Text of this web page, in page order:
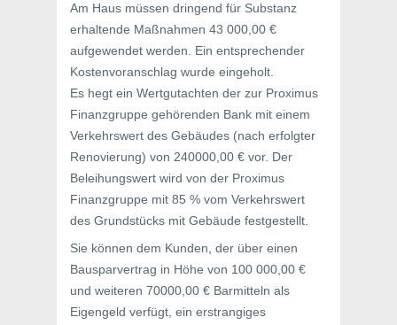
Am Haus müssen dringend für Substanz
erhaltende Maßnahmen 43 000,00 €
aufgewendet werden. Ein entsprechender
Kostenvoranschlag wurde eingeholt.
Es hegt ein Wertgutachten der zur Proximus
Finanzgruppe gehörenden Bank mit einem
Verkehrswert des Gebäudes (nach erfolgter
Renovierung) von 240000,00 € vor. Der
Beleihungswert wird von der Proximus
Finanzgruppe mit 85 % vom Verkehrswert
des Grundstücks mit Gebäude festgestellt.
Sie können dem Kunden, der über einen
Bausparvertrag in Höhe von 100 000,00 €
und weiteren 70000,00 € Barmitteln als
Eigengeld verfügt, ein erstrangiges